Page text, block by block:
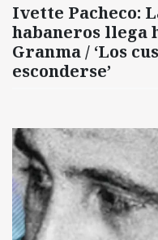
Ivette Pacheco:
habaneros llega
Granma / ‘Los
esconderse’